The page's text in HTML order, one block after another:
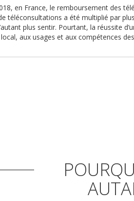
en France, le remboursement des
téléconsultations a été multiplié par
plus sentir. Pourtant, la réussite
aux usages et aux compétences